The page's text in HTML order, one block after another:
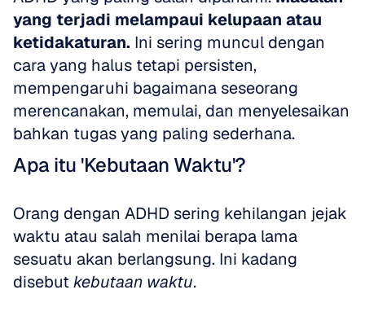
yang terjadi melampaui kelupaan atau
ketidakaturan. Ini sering muncul dengan
cara yang halus tetapi persisten,
mempengaruhi bagaimana seseorang
merencanakan, memulai, dan menyelesaikan
bahkan tugas yang paling sederhana.
Apa itu 'Kebutaan Waktu'?
Orang dengan ADHD sering kehilangan jejak
waktu atau salah menilai berapa lama
sesuatu akan berlangsung. Ini kadang
disebut kebutaan waktu.